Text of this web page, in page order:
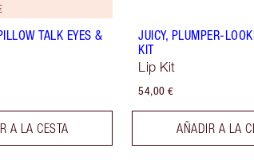
TALK EYES &
A LA CESTA
JUICY, PLUMPER-
KIT
Lip Kit
54,00 €
AÑADIR A LA